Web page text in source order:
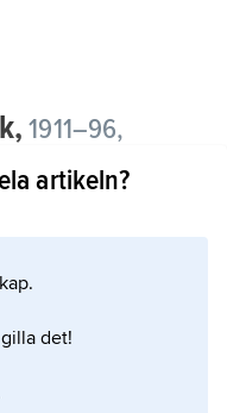
1911–96,
i
högskolan i
betydande
om
artikeln?
det!